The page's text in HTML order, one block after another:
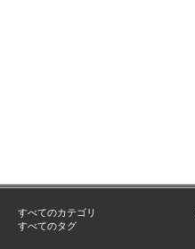
すべてのカテゴリ
すべてのタグ